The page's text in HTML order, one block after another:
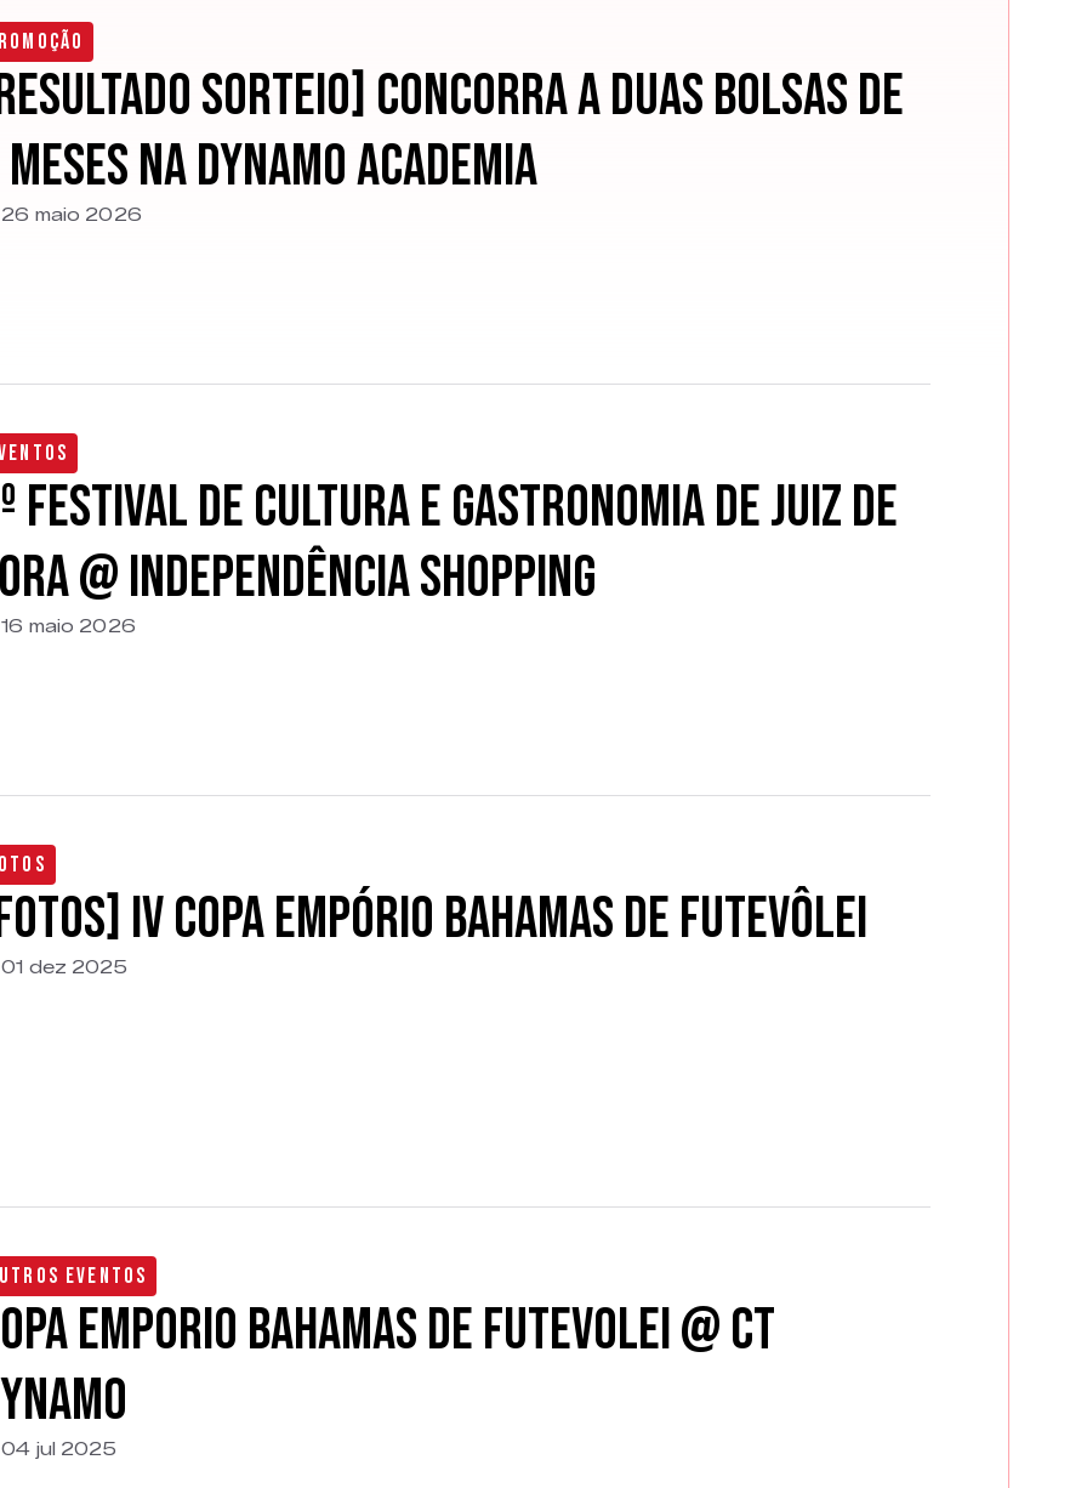
SORTEIO] Concorra a duas bolsas de
na Dynamo Academia
26 maio 2026
Festival de Cultura e Gastronomia de Juiz de
@ Independência Shopping
16 maio 2026
IV Copa Empório Bahamas de Futevôlei
01 dez 2025
Eventos
Emporio Bahamas de Futevolei @ CT
04 jul 2025